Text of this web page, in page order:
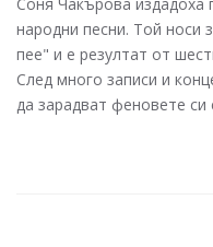
народни песни. Той носи
пее" и е резултат от
След много записи и
да зарадват феновете